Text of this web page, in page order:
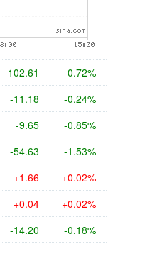
-102.61 -0.72%
-11.18 -0.24%
-9.65 -0.85%
-54.63 -1.53%
+1.66 +0.02%
+0.04 +0.02%
-14.20 -0.18%